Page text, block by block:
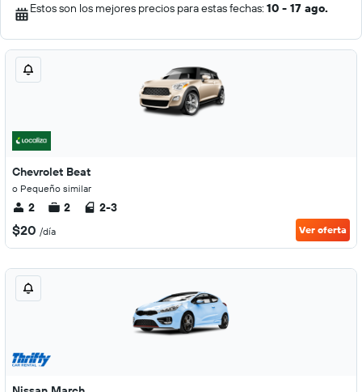
Estos son los mejores precios para estas fechas: 10 - 17 ago.
Chevrolet Beat
o Pequeño similar
2 2 2-3
$20 /día Ver oferta